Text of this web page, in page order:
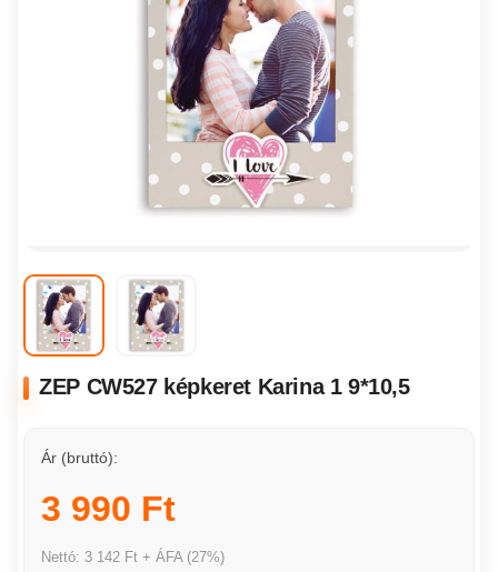
ZEP CW527 képkeret Karina 1 9*10,5
Ár (bruttó):
3 990 Ft
Nettó: 3 142 Ft + ÁFA (27%)